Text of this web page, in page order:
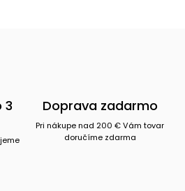
3
Doprava zadarmo
Pri nákupe nad 200 € Vám tovar
doručíme zdarma